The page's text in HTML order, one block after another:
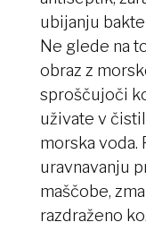
ubijanju
Ne glede na
obraz z
sproščujoči
uživate v
morska voda.
uravnavanju
maščobe,
razdraženo